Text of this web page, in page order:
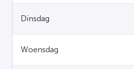
Dinsdag
Woensdag